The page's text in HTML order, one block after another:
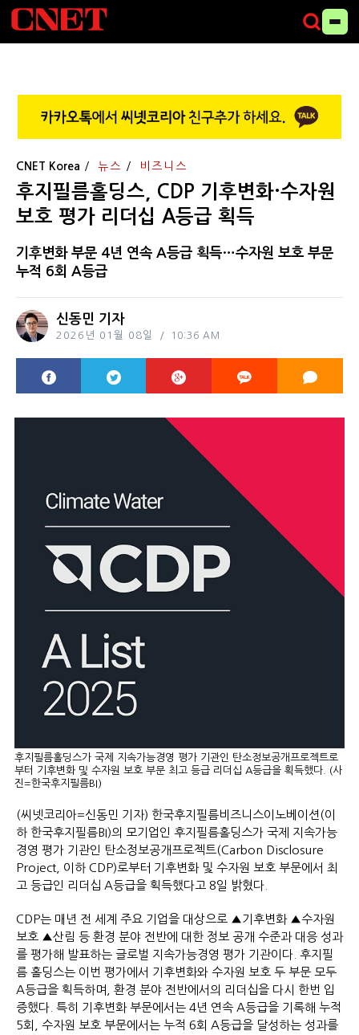
CNET Korea 뉴스 비즈니스
후지필름홀딩스, CDP 기후변화·수자원
보호 평가 리더십 A등급 획득
기후변화 부문 4년 연속 A등급 획득…수자원 보호 부문
누적 6회 A등급
신동민 기자
2026년 01월 08일 10:36 AM
후지필름홀딩스가 국제 지속가능경영 평가 기관인 탄소정보공개프로젝트로
부터 기후변화 및 수자원 보호 부문 최고 등급 리더십 A등급을 획득했다. (사
진=한국후지필름BI)
(씨넷코리아=신동민 기자) 한국후지필름비즈니스이노베이션(이
하 한국후지필름BI)의 모기업인 후지필름홀딩스가 국제 지속가능
경영 평가 기관인 탄소정보공개프로젝트(Carbon Disclosure
Project, 이하 CDP)로부터 기후변화 및 수자원 보호 부문에서 최
고 등급인 리더십 A등급을 획득했다고 8일 밝혔다.
CDP는 매년 전 세계 주요 기업을 대상으로 ▲기후변화 ▲수자원
보호 ▲산림 등 환경 분야 전반에 대한 정보 공개 수준과 대응 성과
를 평가해 발표하는 글로벌 지속가능경영 평가 기관이다. 후지필
름 홀딩스는 이번 평가에서 기후변화와 수자원 보호 두 부문 모두
A등급을 획득하며, 환경 분야 전반에서의 리더십을 다시 한번 입
증했다. 특히 기후변화 부문에서는 4년 연속 A등급을 기록해 누적
5회, 수자원 보호 부문에서는 누적 6회 A등급을 달성하는 성과를